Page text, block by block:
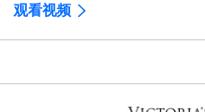
观看视频